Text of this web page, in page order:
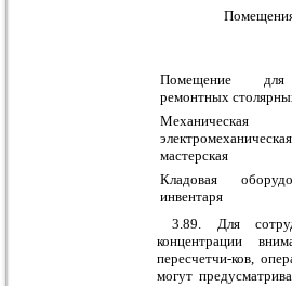
Помещ
Помещение
ремонтных
электромеханическая
мастерская
Кладовая
инвентаря
3.89. Для
концентрации
пересчетчи-ков,
могут